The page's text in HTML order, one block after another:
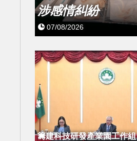
涉感情糾紛
07/08/2026
籌建科技研發產業園工作組